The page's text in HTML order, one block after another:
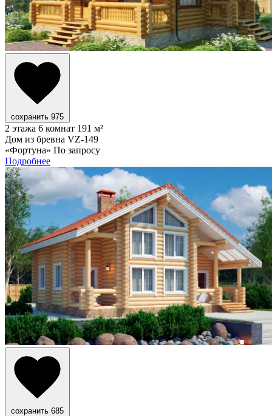
сохранить 975
2 этажа 6 комнат 191 м²
Дом из бревна VZ-149
«Фортуна» По запросу
Подробнее
сохранить 685